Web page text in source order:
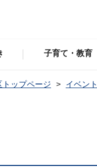
子育て・教育
トップページ イベント